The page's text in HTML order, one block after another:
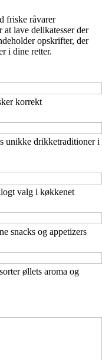
friske råvarer
lave delikatesser der
opskrifter, der
i dine retter.
korrekt
unikke drikketraditioner i
valg i køkkenet
snacks og appetizers
øllets aroma og